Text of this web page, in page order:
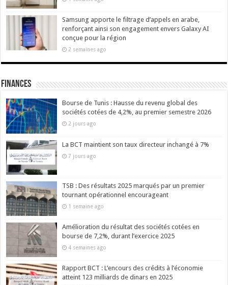
Samsung apporte le filtrage d’appels en arabe,
renforçant ainsi son engagement envers Galaxy AI
conçue pour la région
2 semaines ago
Finances
Bourse de Tunis : Hausse du revenu global des
sociétés cotées de 4,2%, au premier semestre 2026
2 jours ago
La BCT maintient son taux directeur inchangé à 7%
7 jours ago
TSB : Des résultats 2025 marqués par un premier
tournant opérationnel encourageant
1 semaine ago
Amélioration du résultat des sociétés cotées en
bourse de 7,2%, durant l’exercice 2025
4 semaines ago
Rapport BCT : L’encours des crédits à l’économie
atteint 123 milliards de dinars en 2025